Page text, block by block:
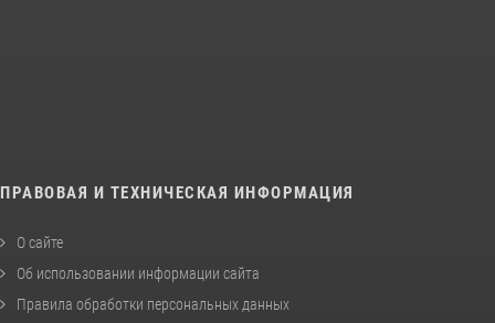
ПРАВОВАЯ И ТЕХНИЧЕСКАЯ ИНФОРМАЦИЯ
О сайте
Об использовании информации сайта
Правила обработки персональных данных